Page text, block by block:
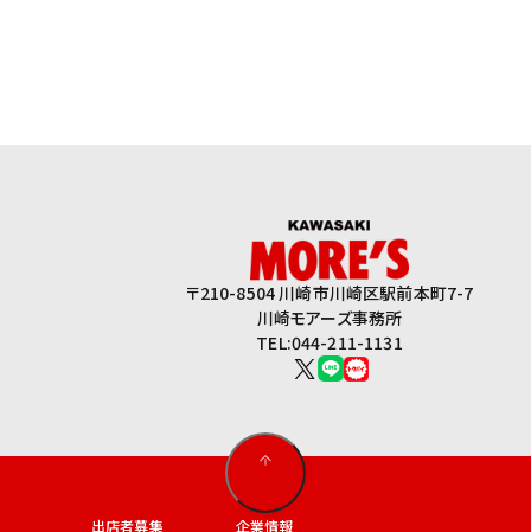
〒210-8504 川崎市川崎区駅前本町7-7
川崎モアーズ事務所
TEL:044-211-1131
出店者募集
企業情報